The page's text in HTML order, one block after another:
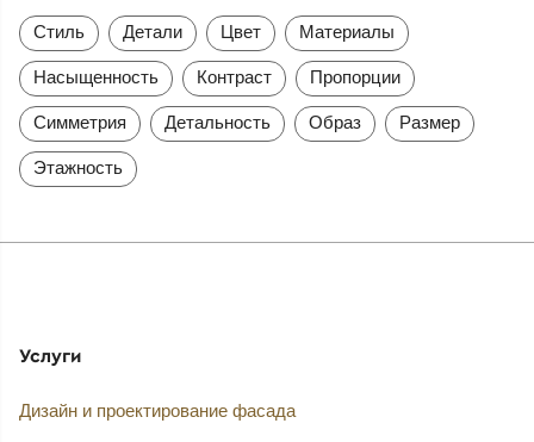
Стиль Детали Цвет Материалы
Насыщенность Контраст Пропорции
Симметрия Детальность Образ Размер
Этажность
Услуги
Дизайн и проектирование фасада